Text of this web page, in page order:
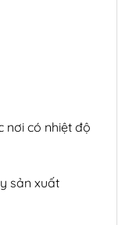
nơi có nhiệt độ
sản xuất